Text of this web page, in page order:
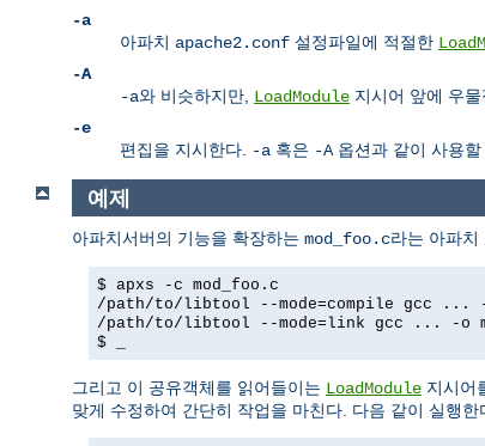
-a
아파치 apache2.conf 설정파일에 적절한
-A
-a와 비슷하지만, LoadModule 지시어 앞에 우
-e
편집을 지시한다.
-a 혹은 -A 옵션과 같이 사용할
예제
아파치서버의 기능을 확장하는 mod_foo.c라는 아파치
$ apxs -c mod_foo.c
/path/to/libtool --mode=compile gcc ... -
/path/to/libtool --mode=link gcc ... -o
$ _
그리고 이 공유객체를 읽어들이는 LoadModule 지시어
맞게 수정하여 간단히 작업을 마친다. 다음 같이 실행한